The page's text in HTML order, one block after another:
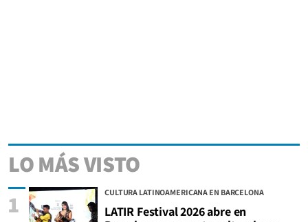
LO MÁS VISTO
CULTURA LATINOAMERICANA EN BARCELONA
LATIR Festival 2026 abre en
1